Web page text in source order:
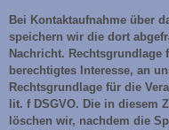
Bei Kontaktaufnahme über
speichern wir die dort
Nachricht.
berechtigtes Interesse, an
Rechtsgrundlage für die
lit. f DSGVO. Die in diesem
löschen wir, nachdem die